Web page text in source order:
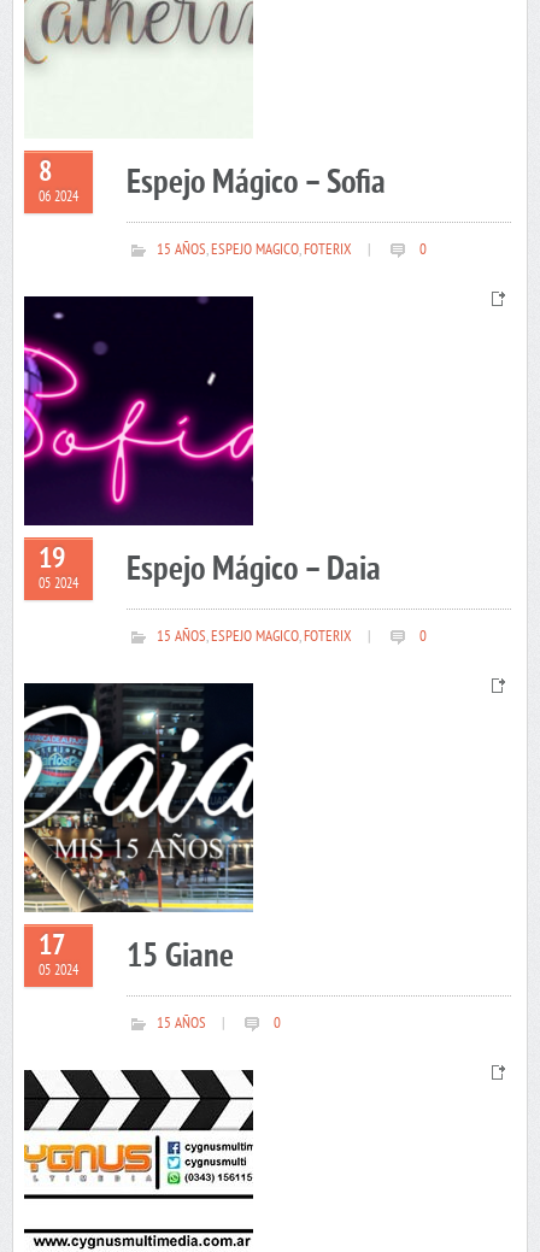
8
06 2024 Espejo Mágico – Sofia
15 AÑOS,ESPEJO MAGICO,FOTERIX 0
19
05 2024 Espejo Mágico – Daia
15 AÑOS,ESPEJO MAGICO,FOTERIX 0
17
05 2024 15 Giane
15 AÑOS 0